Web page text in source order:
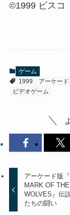
©1999 ビスコ
ゲーム
1999
アーケード
ビデオゲーム
アーケード版
MARK OF THE
WOLVES』伝
たちの闘い